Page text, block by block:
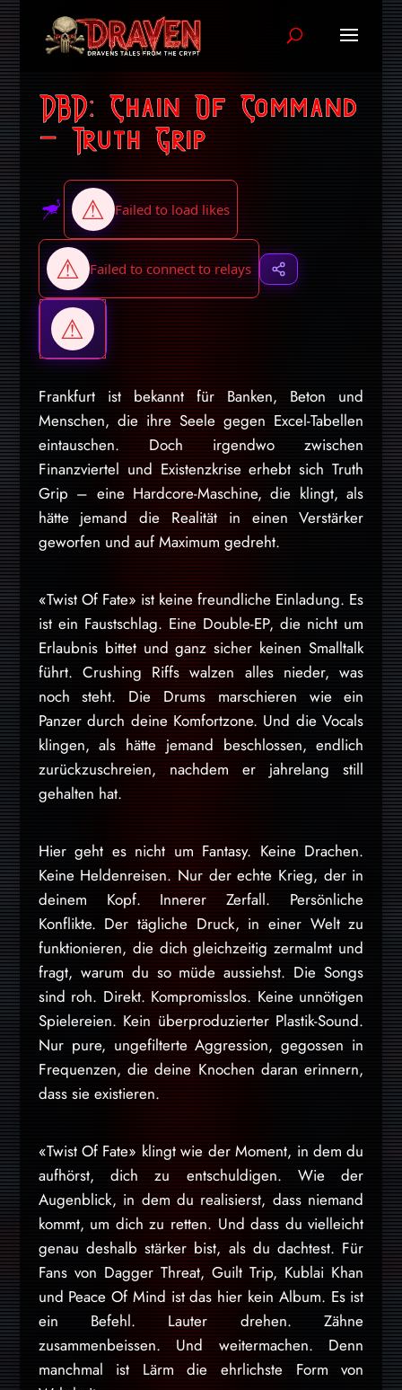
DBD: Chain Of Command
– Truth Grip
Frankfurt ist bekannt für Banken, Beton und
Menschen, die ihre Seele gegen Excel-Tabellen
eintauschen. Doch irgendwo zwischen
Finanzviertel und Existenzkrise erhebt sich Truth
Grip – eine Hardcore-Maschine, die klingt, als
hätte jemand die Realität in einen Verstärker
geworfen und auf Maximum gedreht.
«Twist Of Fate» ist keine freundliche Einladung. Es
ist ein Faustschlag. Eine Double-EP, die nicht um
Erlaubnis bittet und ganz sicher keinen Smalltalk
führt. Crushing Riffs walzen alles nieder, was
noch steht. Die Drums marschieren wie ein
Panzer durch deine Komfortzone. Und die Vocals
klingen, als hätte jemand beschlossen, endlich
zurückzuschreien, nachdem er jahrelang still
gehalten hat.
Hier geht es nicht um Fantasy. Keine Drachen.
Keine Heldenreisen. Nur der echte Krieg, der in
deinem Kopf. Innerer Zerfall. Persönliche
Konflikte. Der tägliche Druck, in einer Welt zu
funktionieren, die dich gleichzeitig zermalmt und
fragt, warum du so müde aussiehst. Die Songs
sind roh. Direkt. Kompromisslos. Keine unnötigen
Spielereien. Kein überproduzierter Plastik-Sound.
Nur pure, ungefilterte Aggression, gegossen in
Frequenzen, die deine Knochen daran erinnern,
dass sie existieren.
«Twist Of Fate» klingt wie der Moment, in dem du
aufhörst, dich zu entschuldigen. Wie der
Augenblick, in dem du realisierst, dass niemand
kommt, um dich zu retten. Und dass du vielleicht
genau deshalb stärker bist, als du dachtest. Für
Fans von Dagger Threat, Guilt Trip, Kublai Khan
und Peace Of Mind ist das hier kein Album. Es ist
ein Befehl. Lauter drehen. Zähne
zusammenbeissen. Und weitermachen. Denn
manchmal ist Lärm die ehrlichste Form von